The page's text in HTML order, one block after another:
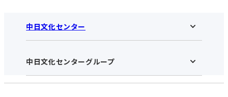
中日文化センター
中日文化センターHOME
アクセス･営業時間
中日文化センターグループ